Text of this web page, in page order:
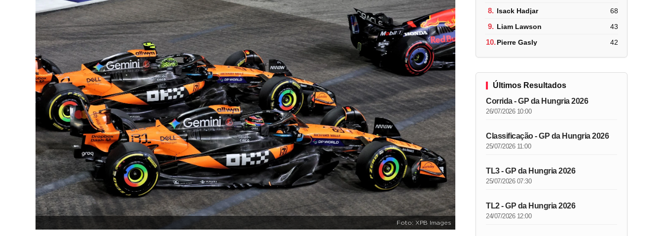
Foto: XPB Images
8. Isack Hadjar 68
9. Liam Lawson 43
10.Pierre Gasly 42
Últimos Resultados
Corrida - GP da Hungria 2026
26/07/2026 10:00
Classificação - GP da Hungria 2026
25/07/2026 11:00
TL3 - GP da Hungria 2026
25/07/2026 07:30
TL2 - GP da Hungria 2026
24/07/2026 12:00